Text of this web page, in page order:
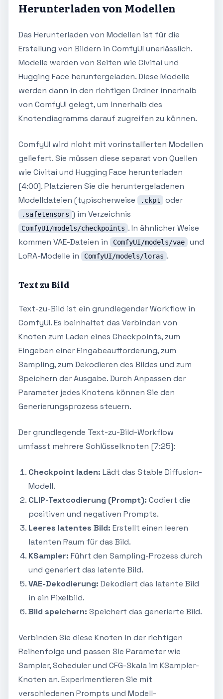
Herunterladen von Modellen
Das Herunterladen von Modellen ist für die
Erstellung von Bildern in ComfyUI unerlässlich.
Modelle werden von Seiten wie Civitai und
Hugging Face heruntergeladen. Diese Modelle
werden dann in den richtigen Ordner innerhalb
von ComfyUI gelegt, um innerhalb des
Knotendiagramms darauf zugreifen zu können.
ComfyUI wird nicht mit vorinstallierten Modellen
geliefert. Sie müssen diese separat von Quellen
wie Civitai und Hugging Face herunterladen
[4:00]. Platzieren Sie die heruntergeladenen
Modelldateien (typischerweise
.ckpt oder
.safetensors ) im Verzeichnis
ComfyUI/models/checkpoints . In ähnlicher Weise
kommen VAE-Dateien in
ComfyUI/models/vae
und
LoRA-Modelle in
ComfyUI/models/loras .
Text zu Bild
Text-zu-Bild ist ein grundlegender Workflow in
ComfyUI. Es beinhaltet das Verbinden von
Knoten zum Laden eines Checkpoints, zum
Eingeben einer Eingabeaufforderung, zum
Sampling, zum Dekodieren des Bildes und zum
Speichern der Ausgabe. Durch Anpassen der
Parameter jedes Knotens können Sie den
Generierungsprozess steuern.
Der grundlegende Text-zu-Bild-Workflow
umfasst mehrere Schlüsselknoten [7:25]:
Checkpoint laden: Lädt das Stable Diffusion-
Modell.
CLIP-Textcodierung (Prompt): Codiert die
positiven und negativen Prompts.
Leeres latentes Bild: Erstellt einen leeren
latenten Raum für das Bild.
KSampler: Führt den Sampling-Prozess durch
und generiert das latente Bild.
VAE-Dekodierung: Dekodiert das latente Bild
in ein Pixelbild.
Bild speichern: Speichert das generierte Bild.
Verbinden Sie diese Knoten in der richtigen
Reihenfolge und passen Sie Parameter wie
Sampler, Scheduler und CFG-Skala im KSampler-
Knoten an. Experimentieren Sie mit
verschiedenen Prompts und Modell-